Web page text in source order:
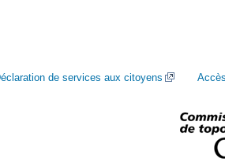
de services aux citoyens